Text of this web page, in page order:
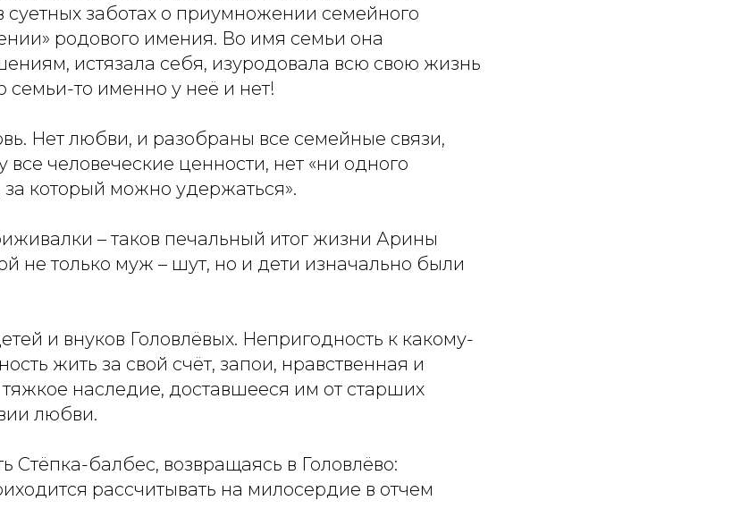
суетных заботах о приумножении семейного
родового имения. Во имя семьи она
истязала себя, изуродовала всю свою жизнь
семьи-то именно у неё и нет!
Нет любви, и разобраны все семейные связи,
все человеческие ценности, нет «ни одного
за который можно удержаться».
– таков печальный итог жизни Арины
не только муж – шут, но и дети изначально были
и внуков Головлёвых. Непригодность к какому-
жить за свой счёт, запои, нравственная и
наследие, доставшееся им от старших
любви.
Стёпка-балбес, возвращаясь в Головлёво:
рассчитывать на милосердие в отчем